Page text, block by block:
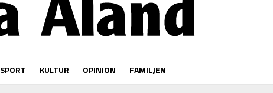
SPORT KULTUR OPINION FAMILJEN